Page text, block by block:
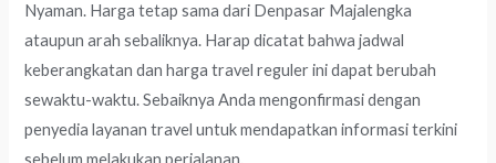
Nyaman. Harga tetap sama dari Denpasar Majalengka
ataupun arah sebaliknya. Harap dicatat bahwa jadwal
keberangkatan dan harga travel reguler ini dapat berubah
sewaktu-waktu. Sebaiknya Anda mengonfirmasi dengan
penyedia layanan travel untuk mendapatkan informasi terkini